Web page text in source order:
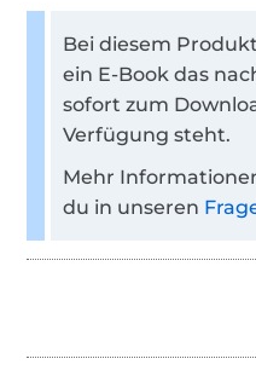
Bei diesem
ein E-Book das
sofort zum
Verfügung steht.
Mehr
du in unseren